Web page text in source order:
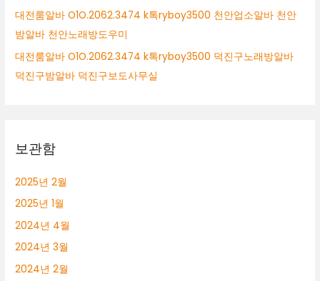
대전룸알바 O1O.2062.3474 k톡ryboy3500 천안업소알바 천안
밤알바 천안노래방도우미
대전룸알바 O1O.2062.3474 k톡ryboy3500 덕진구노래방알바
덕진구밤알바 덕진구보도사무실
보관함
2025년 2월
2025년 1월
2024년 4월
2024년 3월
2024년 2월